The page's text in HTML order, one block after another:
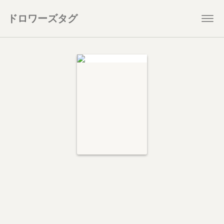
ドロワーズタグ